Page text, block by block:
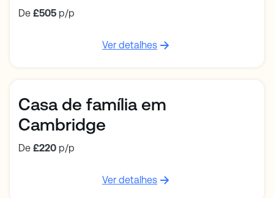
De £505 p/p
Ver detalhes
Casa de família em
Cambridge
De £220 p/p
Ver detalhes